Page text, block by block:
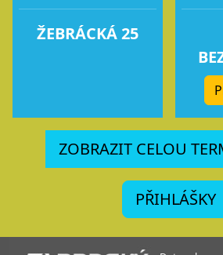
ŽEBRÁCKÁ 25
ZOBRAZIT CELOU
PŘIHLÁŠKY